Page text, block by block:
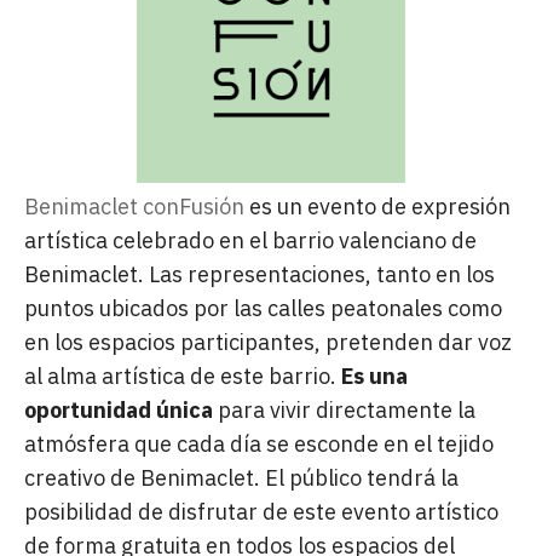
Benimaclet conFusión es un evento de expresión
artística celebrado en el barrio valenciano de
Benimaclet. Las representaciones, tanto en los
puntos ubicados por las calles peatonales como
en los espacios participantes, pretenden dar voz
al alma artística de este barrio. Es una
oportunidad única para vivir directamente la
atmósfera que cada día se esconde en el tejido
creativo de Benimaclet. El público tendrá la
posibilidad de disfrutar de este evento artístico
de forma gratuita en todos los espacios del